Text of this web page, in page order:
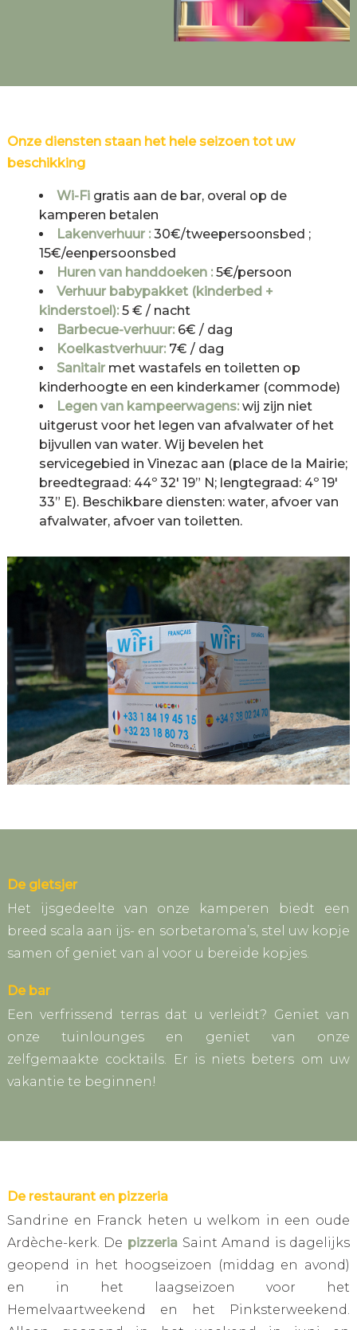
Onze diensten staan het hele seizoen tot uw
beschikking
Wi-Fi gratis aan de bar, overal op de
kamperen betalen
Lakenverhuur :30€/tweepersoonsbed ;
15€/eenpersoonsbed
Huren van handdoeken :5€/persoon
Verhuur babypakket (kinderbed +
kinderstoel): 5 € / nacht
Barbecue-verhuur: 6€ / dag
Koelkastverhuur: 7€ / dag
Sanitair met wastafels en toiletten op
kinderhoogte en een kinderkamer (commode)
Legen van kampeerwagens:wij zijn niet
uitgerust voor het legen van afvalwater of het
bijvullen van water. Wij bevelen het
servicegebied in Vinezac aan (place de la Mairie;
breedtegraad: 44º 32′ 19” N; lengtegraad: 4º 19′
33” E). Beschikbare diensten: water, afvoer van
afvalwater, afvoer van toiletten.
De gletsjer
Het ijsgedeelte van onze kamperen biedt een
breed scala aan ijs- en sorbetaroma’s, stel uw kopje
samen of geniet van al voor u bereide kopjes.
De bar
Een verfrissend terras dat u verleidt? Geniet van
onze tuinlounges en geniet van onze
zelfgemaakte cocktails. Er is niets beters om uw
vakantie te beginnen!
De restaurant en pizzeria
Sandrine en Franck heten u welkom in een oude
Ardèche-kerk. De pizzeria Saint Amand is dagelijks
geopend in het hoogseizoen (middag en avond)
en in het laagseizoen voor het
Hemelvaartweekend en het Pinksterweekend.